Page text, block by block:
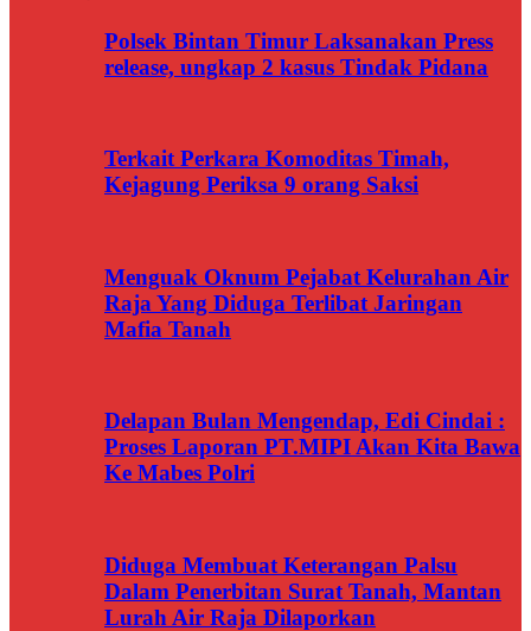
Polsek Bintan Timur Laksanakan Press
release, ungkap 2 kasus Tindak Pidana
Terkait Perkara Komoditas Timah,
Kejagung Periksa 9 orang Saksi
Menguak Oknum Pejabat Kelurahan Air
Raja Yang Diduga Terlibat Jaringan
Mafia Tanah
Delapan Bulan Mengendap, Edi Cindai :
Proses Laporan PT.MIPI Akan Kita Bawa
Ke Mabes Polri
Diduga Membuat Keterangan Palsu
Dalam Penerbitan Surat Tanah, Mantan
Lurah Air Raja Dilaporkan